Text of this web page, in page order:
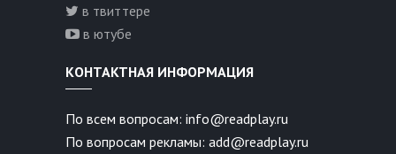
в твиттере
в ютубе
КОНТАКТНАЯ ИНФОРМАЦИЯ
По всем вопросам: info@readplay.ru
По вопросам рекламы: add@readplay.ru